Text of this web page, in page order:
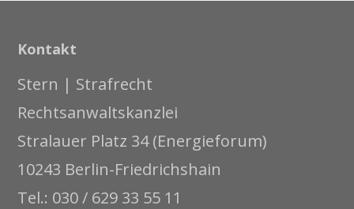
Kontakt
Stern | Strafrecht
Rechtsanwaltskanzlei
Stralauer Platz 34 (Energieforum)
10243 Berlin-Friedrichshain
Tel.: 030 / 629 33 55 11